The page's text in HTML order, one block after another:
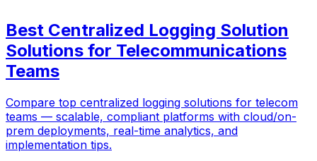
Best Centralized Logging Solution
Solutions for Telecommunications
Teams
Compare top centralized logging solutions for telecom
teams — scalable, compliant platforms with cloud/on-
prem deployments, real-time analytics, and
implementation tips.